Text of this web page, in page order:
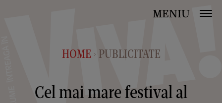
MENIU
HOME > PUBLICITATE
Cel mai mare festival al